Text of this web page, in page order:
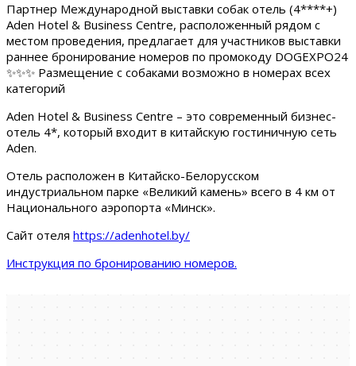
Партнер Международной выставки собак отель (4****+)
Aden Hotel & Business Centre, расположенный рядом с
местом проведения, предлагает для участников выставки
раннее бронирование номеров по промокоду DOGEXPO24
✨✨✨ Размещение с собаками возможно в номерах всех
категорий
Aden Hotel & Business Centre – это современный бизнес-
отель 4*, который входит в китайскую гостиничную сеть
Aden.
Отель расположен в Китайско-Белорусском
индустриальном парке «Великий камень» всего в 4 км от
Национального аэропорта «Минск».
Сайт отеля https://adenhotel.by/
Инструкция по бронированию номеров.